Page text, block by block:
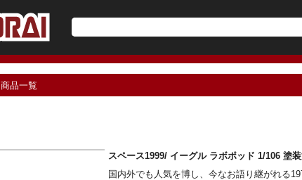
商品一覧
スペース1999/ イーグル ラボポッド 1/106
国内外でも人気を博し、今なお語り継がれる